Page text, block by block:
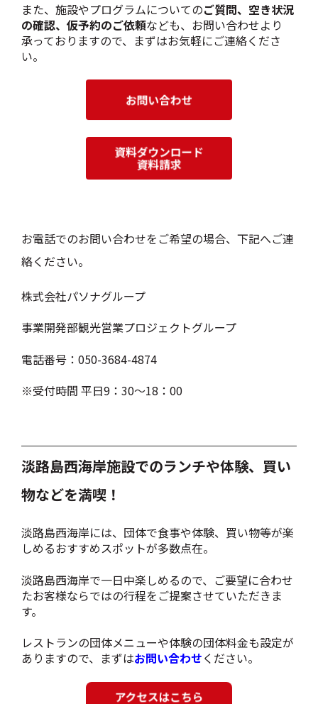
また、施設やプログラムについてのご質問、空き状況
の確認、仮予約のご依頼なども、お問い合わせより
承っておりますので、まずはお気軽にご連絡くださ
い。
お電話でのお問い合わせをご希望の場合、下記へご連
絡ください。
株式会社パソナグループ
事業開発部観光営業プロジェクトグループ
電話番号：050-3684-4874
※受付時間 平日9：30〜18：00
淡路島西海岸施設でのランチや体験、買い
物などを満喫！
淡路島西海岸には、団体で食事や体験、買い物等が楽
しめるおすすめスポットが多数点在。
淡路島西海岸で一日中楽しめるので、ご要望に合わせ
たお客様ならではの行程をご提案させていただきま
す。
レストランの団体メニューや体験の団体料金も設定が
ありますので、まずはお問い合わせください。